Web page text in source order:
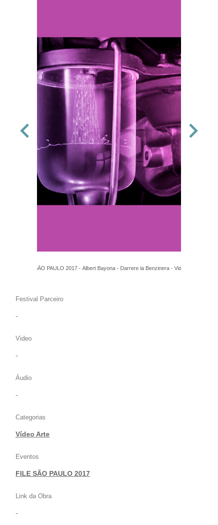
FILE SÃO PAULO 2017 - Albert Bayona - Darrere la Benzinera - Videoarte
Festival Parceiro
-
Video
-
Áudio
-
Categorias
Vídeo Arte
Eventos
FILE SÃO PAULO 2017
Link da Obra
-